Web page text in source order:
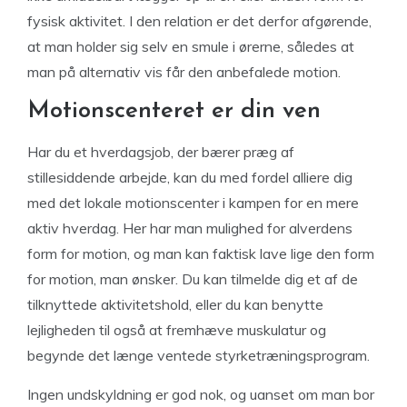
fysisk aktivitet. I den relation er det derfor afgørende,
at man holder sig selv en smule i ørerne, således at
man på alternativ vis får den anbefalede motion.
Motionscenteret er din ven
Har du et hverdagsjob, der bærer præg af
stillesiddende arbejde, kan du med fordel alliere dig
med det lokale motionscenter i kampen for en mere
aktiv hverdag. Her har man mulighed for alverdens
form for motion, og man kan faktisk lave lige den form
for motion, man ønsker. Du kan tilmelde dig et af de
tilknyttede aktivitetshold, eller du kan benytte
lejligheden til også at fremhæve muskulatur og
begynde det længe ventede styrketræningsprogram.
Ingen undskyldning er god nok, og uanset om man bor